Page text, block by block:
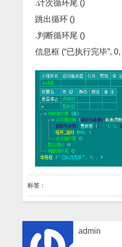
.计次循环尾 ()
跳出循环 ()
.判断循环尾 ()
信息框 (“已执行完毕”, 0,
标签：
admin